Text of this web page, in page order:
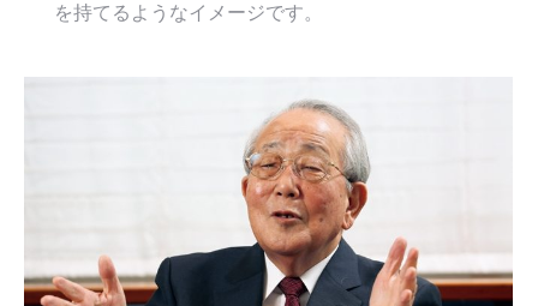
を持てるようなイメージです。